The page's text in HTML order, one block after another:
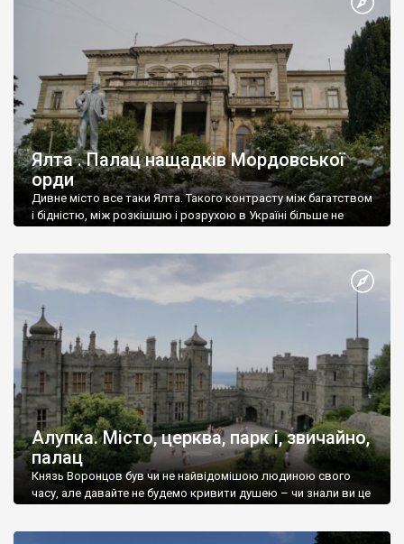
Ялта . Палац нащадків Мордовської
орди
Дивне місто все таки Ялта. Такого контрасту між багатством
і бідністю, між розкішшю і розрухою в Україні більше не
Алупка. Місто, церква, парк і, звичайно,
палац
Князь Воронцов був чи не найвідомішою людиною свого
часу, але давайте не будемо кривити душею – чи знали ви це